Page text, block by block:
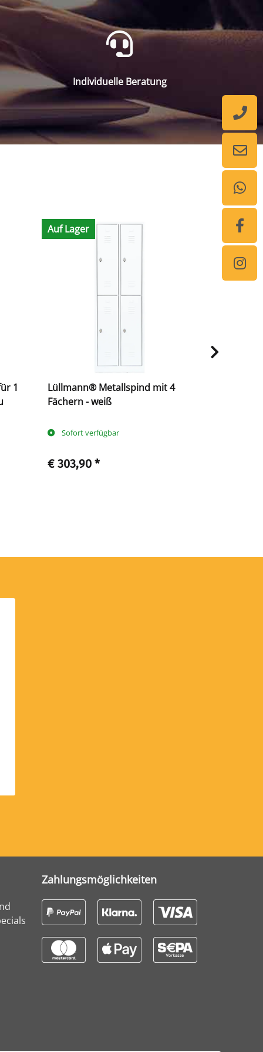
Individuelle Beratung
1
Auf Lager
Lüllmann® Metallspind mit 4
Fächern - weiß
Sofort verfügbar
€ 303,90 *
Auf Lager
Zahlungsmöglichkeiten